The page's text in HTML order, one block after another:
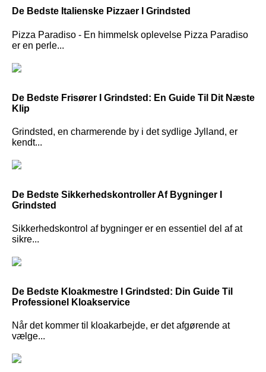
De Bedste Italienske Pizzaer I Grindsted
Pizza Paradiso - En himmelsk oplevelse Pizza Paradiso
er en perle...
De Bedste Frisører I Grindsted: En Guide Til Dit Næste
Klip
Grindsted, en charmerende by i det sydlige Jylland, er
kendt...
De Bedste Sikkerhedskontroller Af Bygninger I
Grindsted
Sikkerhedskontrol af bygninger er en essentiel del af at
sikre...
De Bedste Kloakmestre I Grindsted: Din Guide Til
Professionel Kloakservice
Når det kommer til kloakarbejde, er det afgørende at
vælge...